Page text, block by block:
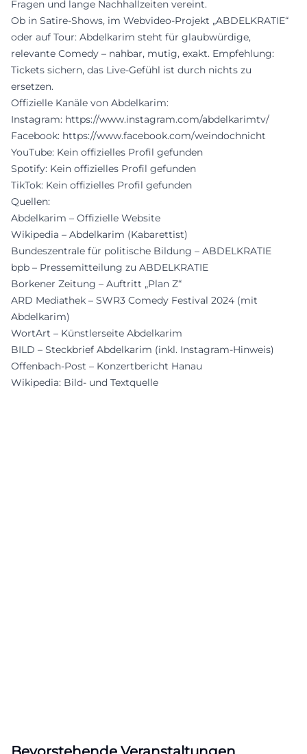
Fragen und lange Nachhallzeiten vereint.
Ob in Satire‑Shows, im Webvideo‑Projekt „ABDELKRATIE“
oder auf Tour: Abdelkarim steht für glaubwürdige,
relevante Comedy – nahbar, mutig, exakt. Empfehlung:
Tickets sichern, das Live‑Gefühl ist durch nichts zu
ersetzen.
Offizielle Kanäle von Abdelkarim:
Instagram: https://www.instagram.com/abdelkarimtv/
Facebook: https://www.facebook.com/weindochnicht
YouTube: Kein offizielles Profil gefunden
Spotify: Kein offizielles Profil gefunden
TikTok: Kein offizielles Profil gefunden
Quellen:
Abdelkarim – Offizielle Website
Wikipedia – Abdelkarim (Kabarettist)
Bundeszentrale für politische Bildung – ABDELKRATIE
bpb – Pressemitteilung zu ABDELKRATIE
Borkener Zeitung – Auftritt „Plan Z“
ARD Mediathek – SWR3 Comedy Festival 2024 (mit
Abdelkarim)
WortArt – Künstlerseite Abdelkarim
BILD – Steckbrief Abdelkarim (inkl. Instagram‑Hinweis)
Offenbach‑Post – Konzertbericht Hanau
Wikipedia: Bild- und Textquelle